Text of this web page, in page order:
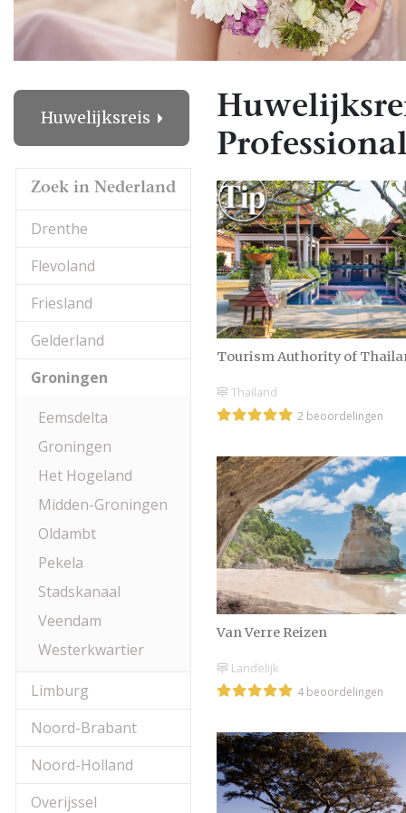
Huwelijksreis
Zoek in Nederland
Drenthe
Flevoland
Friesland
Gelderland
Groningen
Eemsdelta
Groningen
Het Hogeland
Midden-Groningen
Oldambt
Pekela
Stadskanaal
Veendam
Westerkwartier
Limburg
Noord-Brabant
Noord-Holland
Overijssel
Tourism Authority of
Thailand
2 beoordelingen
Van Verre Reizen
Landelijk
4 beoordelingen